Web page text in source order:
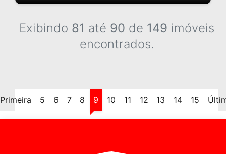
Exibindo 81 até 90 de 149 imóveis
encontrados.
Primeira 5 6 7 8 9 10 11 12 13 14 15